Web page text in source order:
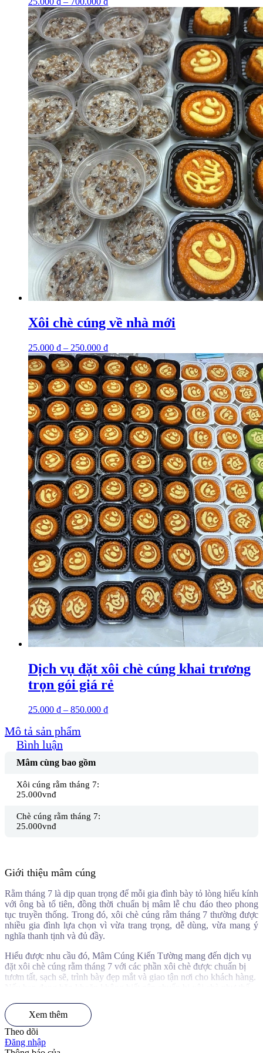
Xôi chè cúng về nhà mới
25.000 ₫ – 250.000 ₫
Dịch vụ đặt xôi chè cúng khai trương
trọn gói giá rẻ
25.000 ₫ – 850.000 ₫
Mô tả sản phẩm
Bình luận
Mâm cùng bao gồm
Xôi cúng rằm tháng 7:
25.000vnđ
Chè cúng rằm tháng 7:
25.000vnđ
Giới thiệu mâm cúng
Rằm tháng 7 là dịp quan trọng để mỗi gia đình bày tỏ lòng hiếu kính
với ông bà tổ tiên, đồng thời chuẩn bị mâm lễ chu đáo theo phong
tục truyền thống. Trong đó, xôi chè cúng rằm tháng 7 thường được
nhiều gia đình lựa chọn vì vừa trang trọng, dễ dùng, vừa mang ý
nghĩa thanh tịnh và đủ đầy.
Hiểu được nhu cầu đó, Mâm Cúng Kiến Tường mang đến dịch vụ
đặt xôi chè cúng rằm tháng 7 với các phần xôi chè được chuẩn bị
tươm tất, sạch sẽ, trình bày đẹp mắt và giao tận nơi cho khách hàng.
Kiến Tường tìm hiểu chi tiết trong bài viết dưới đây.
Xem thêm
Theo dõi
Đăng nhập